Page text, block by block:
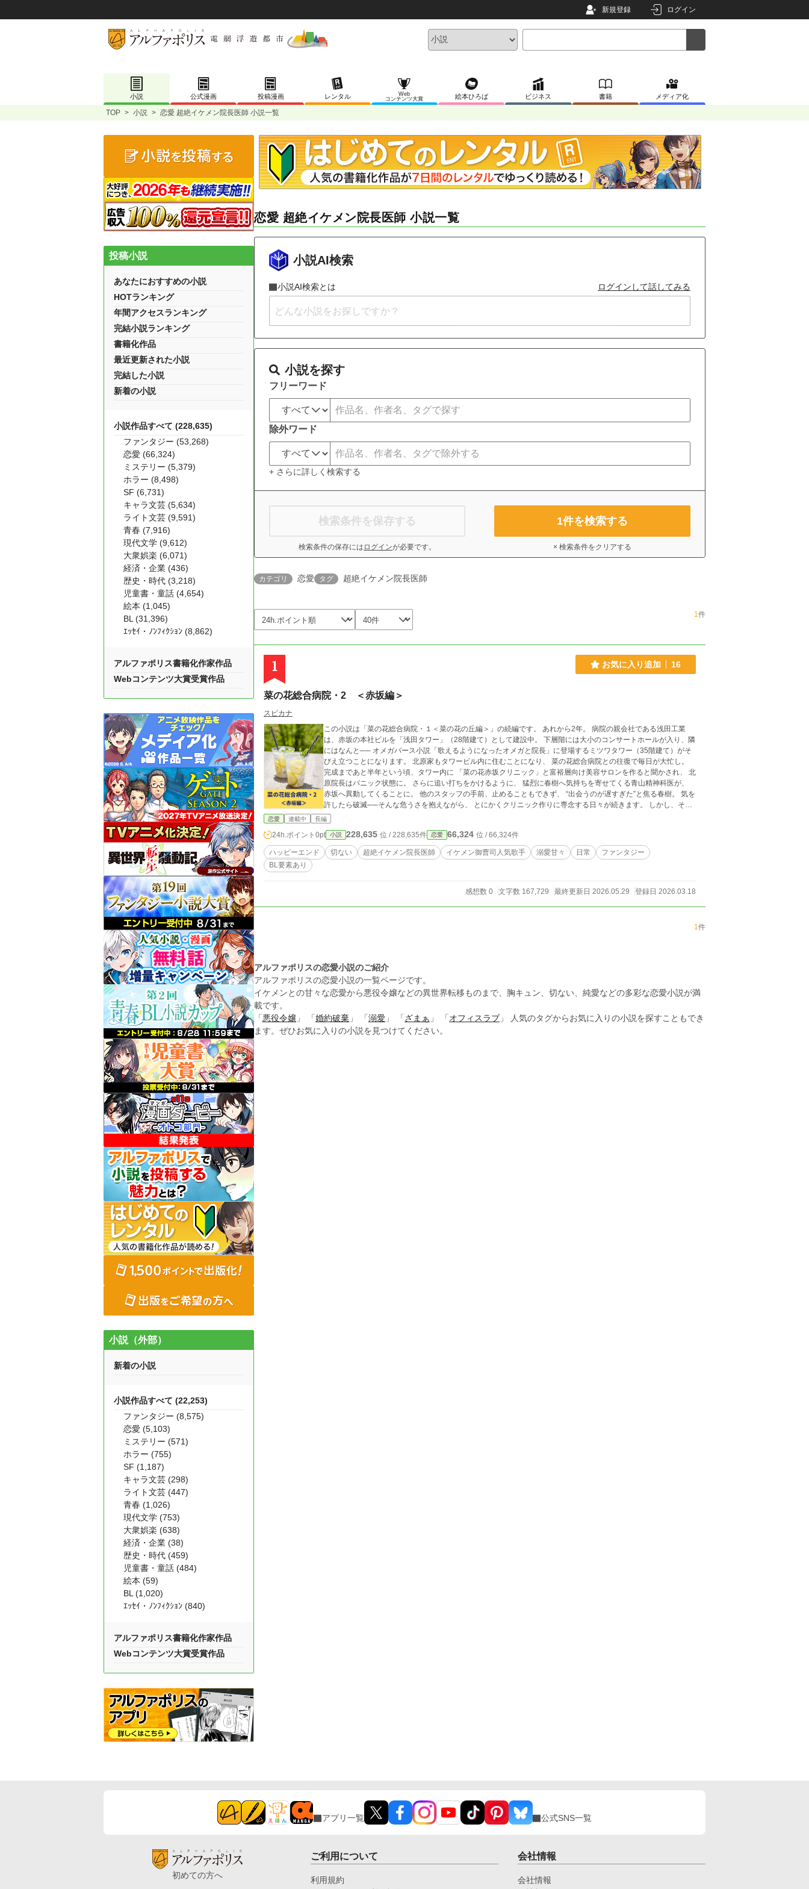
新規登録 ログイン
小説 公式漫画 投稿漫画 レンタル
Web
コンテンツ大賞
絵本ひろば ビジネス 書籍 メディア化
TOP > 小説 > 恋愛 超絶イケメン院長医師 小説一覧
恋愛 超絶イケメン院長医師 小説一覧
小説AI検索
小説AI検索とは ログインして話してみる
小説を探す
フリーワード
除外ワード
+ さらに詳しく検索する
検索条件を保存する
検索条件の保存には ログインが必要です。
1件を検索する
× 検索条件をクリアする
カテゴリ 恋愛 タグ 超絶イケメン院長医師
1件
1 お気に入り追加 16
菜の花総合病院・2 ＜赤坂編＞
スピカナ
この小説は「菜の花総合病院・１＜菜の花の丘編＞」の続編です。 あれから2年。 病院の親会社である浅田工業
は、赤坂の本社ビルを「浅田タワー」（28階建て）として建設中。 下層階には大小のコンサートホールが入り、隣
にはなんと── オメガバース小説「歌えるようになったオメガと院長」に登場するミツワタワー（35階建て）がそ
びえ立つことになります。 北原家もタワービル内に住むことになり、 菜の花総合病院との往復で毎日が大忙し。
完成まであと半年という頃、タワー内に 「菜の花赤坂クリニック」と富裕層向け美容サロンを作ると聞かされ、 北
原院長はパニック状態に。 さらに追い打ちをかけるように、 猛烈に春樹へ気持ちを寄せてくる青山精神科医が、
赤坂へ異動してくることに。 他のスタッフの手前、止めることもできず、 “出会うのが遅すぎた”と焦る春樹。 気を
許したら破滅──そんな危うさを抱えながら、 とにかくクリニック作りに専念する日々が続きます。 しかし、そこ
へ夏輝の強烈な嫉妬が降りかかり、 春樹の平穏はますます遠のいていくのでした。 なお、オメガバース小説 「歌
士のため、自然と関わりが生まれます。 よろしければ合わせてお楽しみください。 全体的に妄想で書いた小説で
す。 ふんわりとお楽しみいただければ幸いです。
恋愛 連載中 長編
24h.ポイント 0pt 小説 228,635 位 / 228,635件 恋愛 66,324 位 / 66,324件
ハッピーエンド 切ない 超絶イケメン院長医師 イケメン御曹司人気歌手 溺愛甘々 日常
ファンタジー
BL要素あり
感想数 0 文字数 167,729 最終更新日 2026.05.29 登録日 2026.03.18
1件
アルファポリスの恋愛小説のご紹介
アルファポリスの恋愛小説の一覧ページです。
イケメンとの甘々な恋愛から悪役令嬢などの異世界転移ものまで、胸キュン、切ない、純愛などの多彩な恋愛小説が満
載です。
「 悪役令嬢 」 「 婚約破棄 」 「 溺愛 」 「 ざまぁ 」 「 オフィスラブ 」 人気のタグからお気に入りの小説を探すこともでき
ます。ぜひお気に入りの小説を見つけてください。
投稿小説
あなたにおすすめの小説
HOTランキング
年間アクセスランキング
完結小説ランキング
書籍化作品
最近更新された小説
完結した小説
新着の小説
小説作品すべて (228,635)
ファンタジー (53,268)
恋愛 (66,324)
ミステリー (5,379)
ホラー (8,498)
SF (6,731)
キャラ文芸 (5,634)
ライト文芸 (9,591)
青春 (7,916)
現代文学 (9,612)
大衆娯楽 (6,071)
経済・企業 (436)
歴史・時代 (3,218)
児童書・童話 (4,654)
絵本 (1,045)
BL (31,396)
ｴｯｾｲ・ﾉﾝﾌｨｸｼｮﾝ (8,862)
アルファポリス書籍化作家作品
Webコンテンツ大賞受賞作品
小説（外部）
新着の小説
小説作品すべて (22,253)
ファンタジー (8,575)
恋愛 (5,103)
ミステリー (571)
ホラー (755)
SF (1,187)
キャラ文芸 (298)
ライト文芸 (447)
青春 (1,026)
現代文学 (753)
大衆娯楽 (638)
経済・企業 (38)
歴史・時代 (459)
児童書・童話 (484)
絵本 (59)
BL (1,020)
ｴｯｾｲ・ﾉﾝﾌｨｸｼｮﾝ (840)
アルファポリス書籍化作家作品
Webコンテンツ大賞受賞作品
アプリ一覧 公式SNS一覧
初めての方へ
ご利用について
利用規約
会社情報
会社情報